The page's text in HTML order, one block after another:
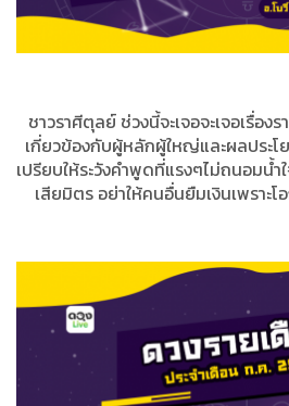
ชาวราศีตุลย์ ช่วงนี้จะเจอจะเจอเรื่อ
เกี่ยวข้องกับผู้หลักผู้ใหญ่และผลประโ
เปรียบให้ระวังคำพูดที่แรงๆไม่ถนอมน้ำ
เสียมิตร อย่าให้คนอื่นยืมเงินเพราะ